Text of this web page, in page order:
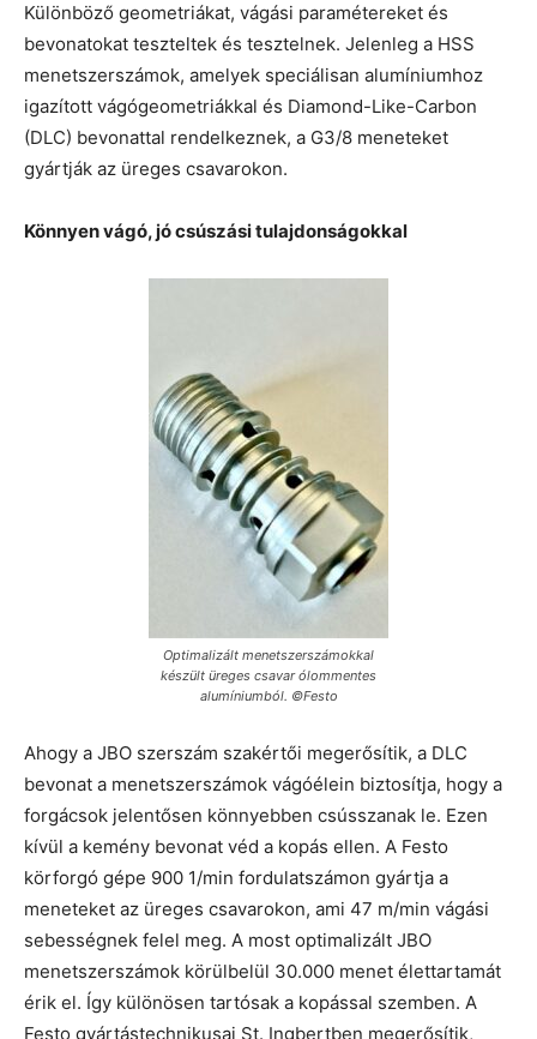
Különböző geometriákat, vágási paramétereket és
bevonatokat teszteltek és tesztelnek. Jelenleg a HSS
menetszerszámok, amelyek speciálisan alumíniumhoz
igazított vágógeometriákkal és Diamond-Like-Carbon
(DLC) bevonattal rendelkeznek, a G3/8 meneteket
gyártják az üreges csavarokon.
Könnyen vágó, jó csúszási tulajdonságokkal
Optimalizált menetszerszámokkal
készült üreges csavar ólommentes
alumíniumból. ©Festo
Ahogy a JBO szerszám szakértői megerősítik, a DLC
bevonat a menetszerszámok vágóélein biztosítja, hogy a
forgácsok jelentősen könnyebben csússzanak le. Ezen
kívül a kemény bevonat véd a kopás ellen. A Festo
körforgó gépe 900 1/min fordulatszámon gyártja a
meneteket az üreges csavarokon, ami 47 m/min vágási
sebességnek felel meg. A most optimalizált JBO
menetszerszámok körülbelül 30.000 menet élettartamát
érik el. Így különösen tartósak a kopással szemben. A
Festo gyártástechnikusai St. Ingbertben megerősítik,